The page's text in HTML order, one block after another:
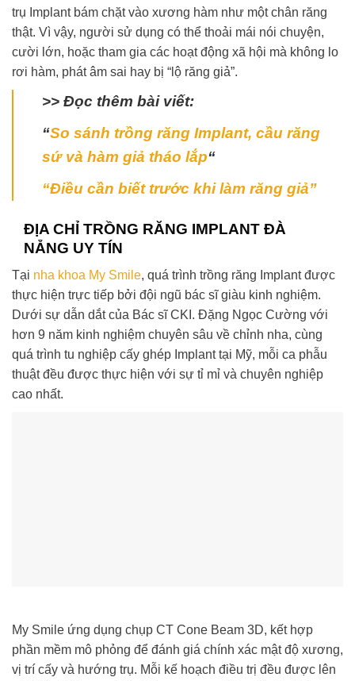
trụ Implant bám chặt vào xương hàm như một chân răng
thật. Vì vậy, người sử dụng có thể thoải mái nói chuyện,
cười lớn, hoặc tham gia các hoạt động xã hội mà không lo
rơi hàm, phát âm sai hay bị “lộ răng giả”.
>> Đọc thêm bài viết:
“So sánh trồng răng Implant, cầu răng
sứ và hàm giả tháo lắp“
“Điều cần biết trước khi làm răng giả”
ĐỊA CHỈ TRỒNG RĂNG IMPLANT ĐÀ
NẴNG UY TÍN
Tại nha khoa My Smile, quá trình trồng răng Implant được
thực hiện trực tiếp bởi đội ngũ bác sĩ giàu kinh nghiệm.
Dưới sự dẫn dắt của Bác sĩ CKI. Đặng Ngọc Cường với
hơn 9 năm kinh nghiệm chuyên sâu về chỉnh nha, cùng
quá trình tu nghiệp cấy ghép Implant tại Mỹ, mỗi ca phẫu
thuật đều được thực hiện với sự tỉ mỉ và chuyên nghiệp
cao nhất.
My Smile ứng dụng chụp CT Cone Beam 3D, kết hợp
phần mềm mô phỏng để đánh giá chính xác mật độ xương,
vị trí cấy và hướng trụ. Mỗi kế hoạch điều trị đều được lên